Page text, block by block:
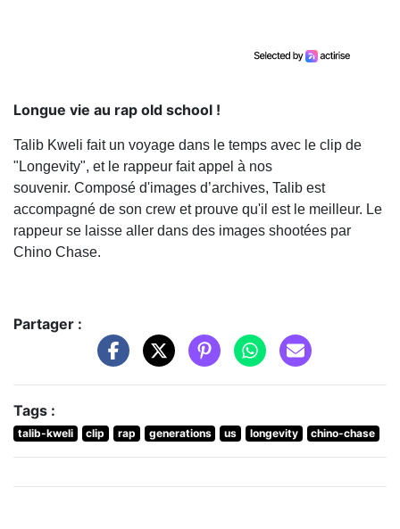
Longue vie au rap old school !
Talib Kweli fait un voyage dans le temps avec le clip de
"Longevity", et le rappeur fait appel à nos
souvenir. Composé d'images d’archives, Talib est
accompagné de son crew et prouve qu'il est le meilleur. Le
rappeur se laisse aller dans des images shootées par
Chino Chase.
Partager :
Tags :
talib-kweli clip rap generations us longevity chino-chase